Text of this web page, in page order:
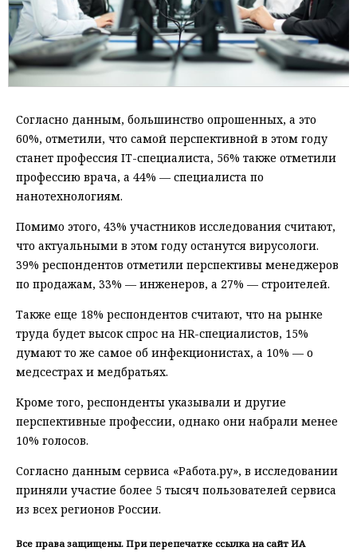
Согласно данным, большинство опрошенных, а это
60%, отметили, что самой перспективной в этом году
станет профессия IT-специалиста, 56% также отметили
профессию врача, а 44% — специалиста по
нанотехнологиям.
Помимо этого, 43% участников исследования считают,
что актуальными в этом году останутся вирусологи.
39% респондентов отметили перспективы менеджеров
по продажам, 33% — инженеров, а 27% — строителей.
Также еще 18% респондентов считают, что на рынке
труда будет высок спрос на HR-специалистов, 15%
думают то же самое об инфекционистах, а 10% — о
медсестрах и медбратьях.
Кроме того, респонденты указывали и другие
перспективные профессии, однако они набрали менее
10% голосов.
Согласно данным сервиса «Работа.ру», в исследовании
приняли участие более 5 тысяч пользователей сервиса
из всех регионов России.
Все права защищены. При перепечатке ссылка на сайт ИА